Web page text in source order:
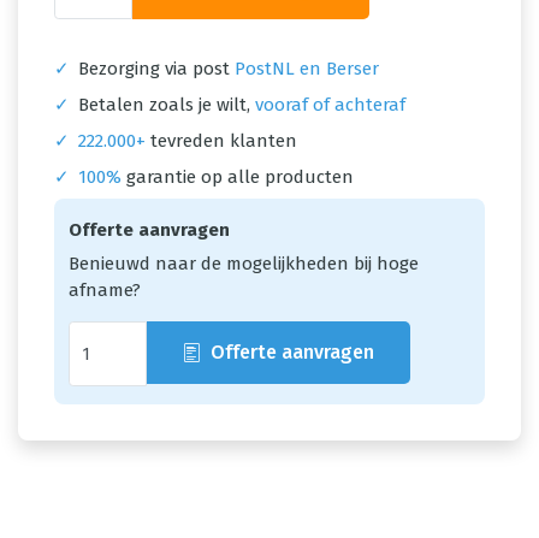
✓ Bezorging via post PostNL en Berser
✓
Betalen zoals je wilt, vooraf of achteraf
✓ 222.000+ tevreden klanten
✓
100% garantie op alle producten
Offerte aanvragen
Benieuwd naar de mogelijkheden bij hoge
afname?
Offerte aanvragen